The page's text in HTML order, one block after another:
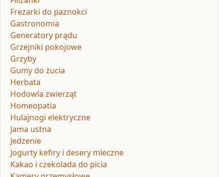
Frezarki do paznokci
Gastronomia
Generatory prądu
Grzejniki pokojowe
Grzyby
Gumy do żucia
Herbata
Hodowla zwierząt
Homeopatia
Hulajnogi elektryczne
Jama ustna
Jedzenie
Jogurty kefiry i desery mleczne
Kakao i czekolada do picia